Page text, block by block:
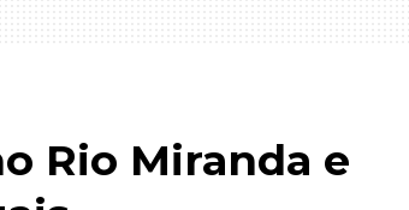
Rio Miranda e